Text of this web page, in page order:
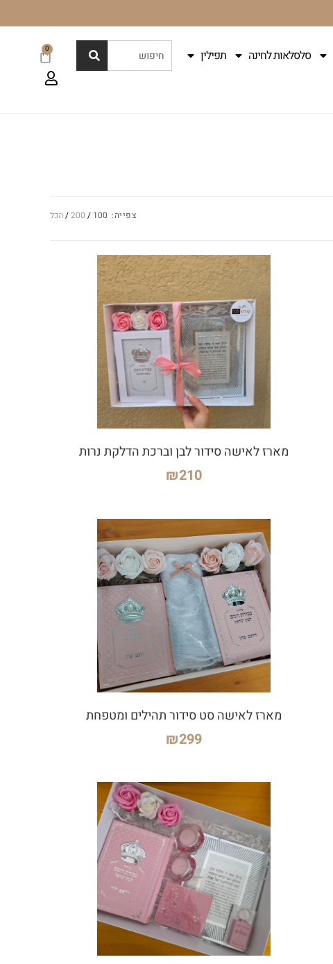
סלסלאות לחינה
תפילין
0
צפייה: 100
200 הכל
מארז לאישה סידור לבן וברכת הדלקת נרות
₪210
מארז לאישה סט סידור תהילים ומטפחת
₪299